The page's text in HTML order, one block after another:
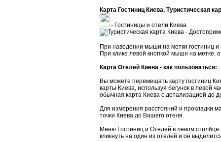
Карта Гостиниц Киева, Туристическая
- Гостиницы и отели Киева
-
При наведении мыши на метки гостиниц
При клике левой кнопкой мыши на метке,
Карта Отелей Киева - как пользоваться:
Вы можете перемещать карту гостиниц
карты Киева, используя бегунок в левой
обычная карта Киева с детализацией до
Для измерения расстояний и прокладки
точки Киева до Вашего отеля.
Меню Гостиниц и Отелей в левом столбце
кликнуть на один из отелей и он